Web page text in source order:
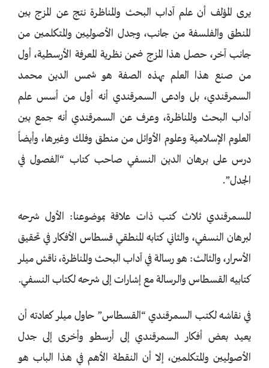
يرى المؤلف أن علم آداب البحث والمناظرة نتج عن المزج بين
المنطق والفلسفة من جانب، وجدل الأصوليين والمتكلمين من
جانب آخر، حصل هذا المزج ضمن نظرية المعرفة الأرسطية، أول
من صنع هذا العلم بهذه الصفة هو شمس الدين محمد
السمرقندي، بل وادعى السمرقندي أنه أول من أسس علم
آداب البحث والمناظرة، وعرف عن السمرقندي أنه جمع بين
العلوم الإسلامية وعلوم الأوائل من منطق وفلك وغيرها، وأيضاً
درس على برهان الدين النسفي صاحب كتاب “الفصول في
الجدل”.
للسمرقندي ثلاث كتب ذات علاقة بموضوعنا: الأول شرحه
لبرهان النسفي، والثاني كتابه المنطقي قسطاس الأفكار في تحقيق
الأسرار، والثالث: هو رسالة في آداب البحث والمناظرة، ناقش ميلر
كتابيه القسطاس والرسالة مع إشارات إلى شرحه لكتاب النسفي.
في نقاشه لكتب السمرقندي “القسطاس” حاول ميلر كعادته أن
يعيد بعض أفكار السمرقندي إلى أرسطو وأخرى إلى جدل
الأصوليين والمتكلمين، إلا أن النقطة الأهم في هذا الباب هو